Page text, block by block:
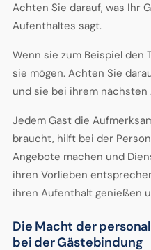
Achten Sie darauf, was Ihr
Aufenthaltes sagt.
Wenn sie zum Beispiel den
sie mögen. Achten Sie
und sie bei ihrem
Jedem Gast die
braucht, hilft bei der
Angebote machen und
ihren Vorlieben
ihren Aufenthalt genießen
Die Macht der
bei der Gästebindung